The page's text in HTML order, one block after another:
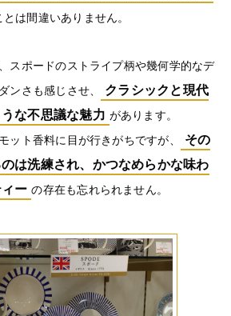
とは間違いありません。
スポードのストライプ柄や幾何学的なデ
ンさも感じさせ、
クラシックと現代
な不思議な魅力 があります。
ット香料に目が行きがちですが、
その
は洗練され、かつなめらかな味わ
ー の存在も忘れられません。